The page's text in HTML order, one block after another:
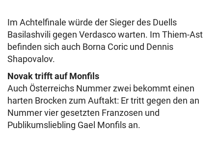
Im Achtelfinale würde der Sieger des Duells
Basilashvili gegen Verdasco warten. Im Thiem-Ast
befinden sich auch Borna Coric und Dennis
Shapovalov.
Novak trifft auf Monfils
Auch Österreichs Nummer zwei bekommt einen
harten Brocken zum Auftakt: Er tritt gegen den an
Nummer vier gesetzten Franzosen und
Publikumsliebling Gael Monfils an.